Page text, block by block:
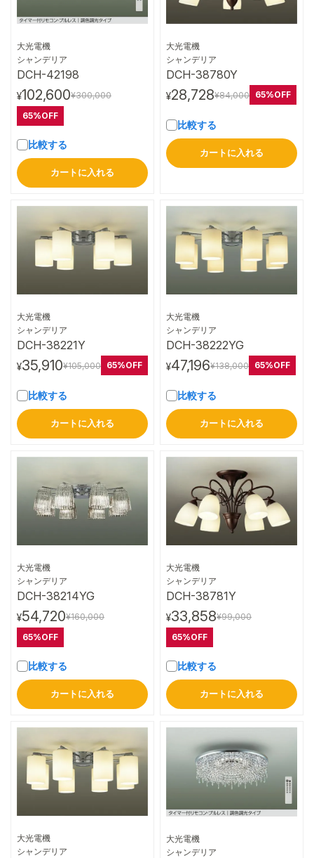
大光電機
シャンデリア
DCH-42198
¥102,600¥300,000
65%OFF
比較する
カートに入れる
大光電機
シャンデリア
DCH-38780Y
¥28,728¥84,000 65%OFF
比較する
カートに入れる
大光電機
シャンデリア
DCH-38221Y
¥35,910¥105,000 65%OFF
比較する
カートに入れる
大光電機
シャンデリア
DCH-38222YG
¥47,196¥138,000 65%OFF
比較する
カートに入れる
大光電機
シャンデリア
DCH-38214YG
¥54,720¥160,000
65%OFF
比較する
カートに入れる
大光電機
シャンデリア
DCH-38781Y
¥33,858¥99,000
65%OFF
比較する
カートに入れる
大光電機
シャンデリア
大光電機
シャンデリア